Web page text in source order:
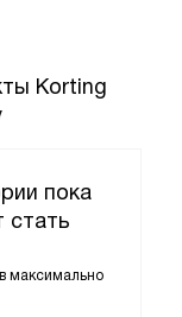
Korting
пока
стать
максимально